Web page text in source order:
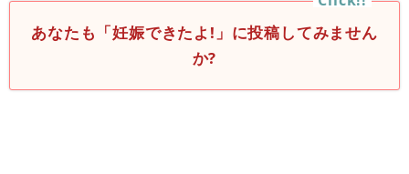
あなたも「妊娠できたよ!」に投稿してみません
か?